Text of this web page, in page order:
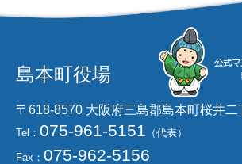
島本町役場
〒618-8570 大阪府三島郡島本町桜井二
Tel： 075-961-5151 （代表）
Fax： 075-962-5156